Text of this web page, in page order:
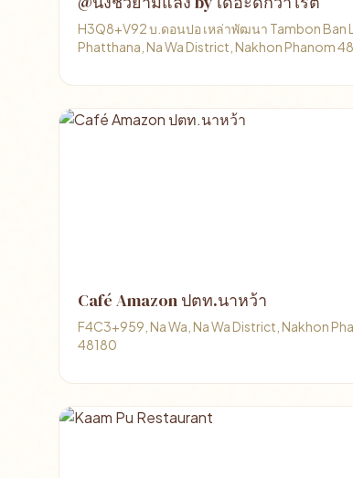
H3Q8+V92 บ.ดอนปอ เหล่าพัฒนา Tambon Ban
Phatthana, Na Wa District, Nakhon Phanom
Café Amazon ปตท.นาหว้า
F4C3+959, Na Wa, Na Wa District, Nakhon
48180